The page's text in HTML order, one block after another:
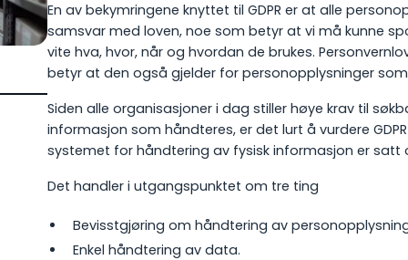
En av bekymringene knyttet til GDPR er at alle
samsvar med loven, noe som betyr at vi må kunne
vite hva, hvor, når og hvordan de brukes.
betyr at den også gjelder for personopplysninger
Siden alle organisasjoner i dag stiller høye krav til
informasjon som håndteres, er det lurt å vurdere
systemet for håndtering av fysisk informasjon er satt
Det handler i utgangspunktet om tre ting
Bevisstgjøring om håndtering av
Enkel håndtering av data.